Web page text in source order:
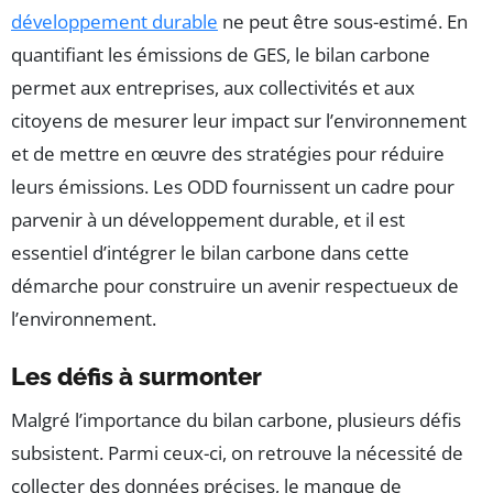
développement durable ne peut être sous-estimé. En
quantifiant les émissions de GES, le bilan carbone
permet aux entreprises, aux collectivités et aux
citoyens de mesurer leur impact sur l’environnement
et de mettre en œuvre des stratégies pour réduire
leurs émissions. Les ODD fournissent un cadre pour
parvenir à un développement durable, et il est
essentiel d’intégrer le bilan carbone dans cette
démarche pour construire un avenir respectueux de
l’environnement.
Les défis à surmonter
Malgré l’importance du bilan carbone, plusieurs défis
subsistent. Parmi ceux-ci, on retrouve la nécessité de
collecter des données précises, le manque de